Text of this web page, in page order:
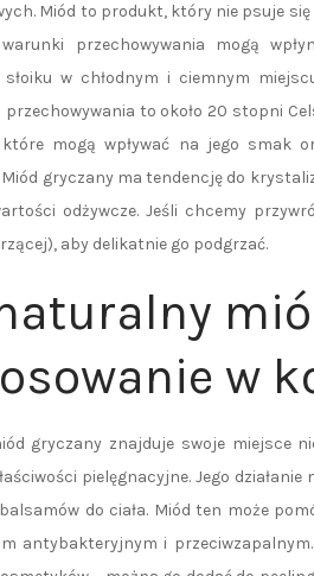
Miód to produkt, który nie psuje
warunki przechowywania mogą
w chłodnym i ciemnym
to około 20 stopni
które mogą wpływać na jego smak
gryczany ma tendencję do
odżywcze. Jeśli chcemy
aby delikatnie go podgrzać.
w
gryczany znajduje swoje miejsce
pielęgnacyjne. Jego
do ciała. Miód ten może
antybakteryjnym i